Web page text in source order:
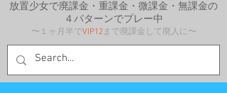
放置少女で廃課金・重課金・微課金・無課金の
４パターンでプレー中
〜１ヶ月半でVIP12まで廃課金して廃人に〜